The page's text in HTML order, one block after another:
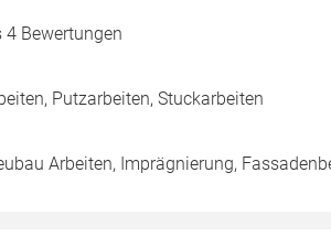
4 Bewertungen
Putzarbeiten, Stuckarbeiten
Arbeiten, Imprägnierung,